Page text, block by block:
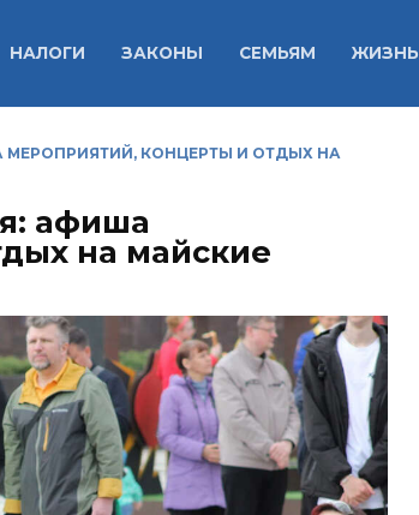
НАЛОГИ ЗАКОНЫ СЕМЬЯМ ЖИЗНЬ
МЕРОПРИЯТИЙ, КОНЦЕРТЫ И ОТДЫХ НА
афиша
на майские